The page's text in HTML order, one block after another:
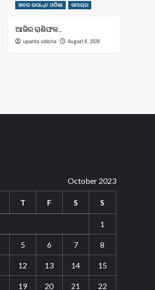
ଖବର ଉପାନ୍ତ ଓଡିଶା ସମାଚାର
ଆଜିର ରାଶିଫଳ..
upanta odisha August 8, 2026
October 2023
T F S S
1
5 6 7 8
12 13 14 15
19 20 21 22